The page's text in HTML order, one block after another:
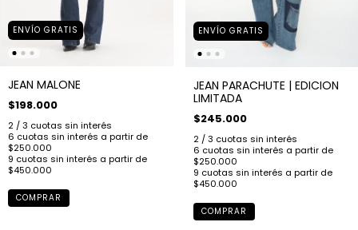
ENVÍO GRATIS
JEAN MALONE
$198.000
COMPRAR
ENVÍO GRATIS
JEAN PARACHUTE | EDICION
LIMITADA
$245.000
COMPRAR